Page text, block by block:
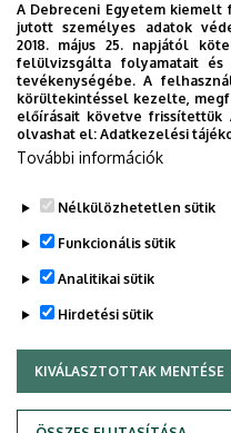
A Debreceni Egyetem
jutott személyes adatok
2018. május 25. napjától
felülvizsgálta folyamatait
tevékenységébe. A
körültekintéssel kezelte,
előírásait követve
olvashat el: Adatkezelési
További információk
Nélkülözhetetlen sütik
Funkcionális sütik
Analitikai sütik
Hirdetési sütik
KIVÁLASZTOTTAK MENTÉSE
WITHDRAW CONSENT